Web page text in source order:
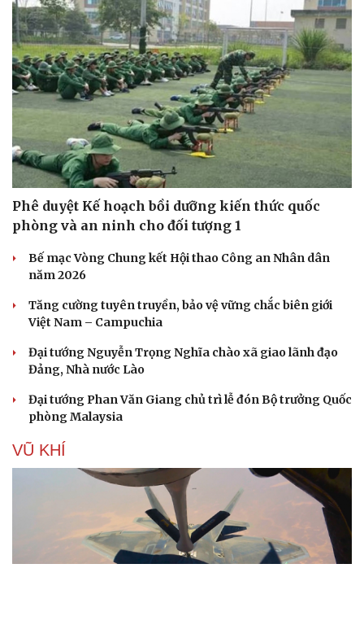
Phê duyệt Kế hoạch bồi dưỡng kiến thức quốc
phòng và an ninh cho đối tượng 1
Bế mạc Vòng Chung kết Hội thao Công an Nhân dân
năm 2026
Tăng cường tuyên truyền, bảo vệ vững chắc biên giới
Việt Nam – Campuchia
Đại tướng Nguyễn Trọng Nghĩa chào xã giao lãnh đạo
Đảng, Nhà nước Lào
Đại tướng Phan Văn Giang chủ trì lễ đón Bộ trưởng Quốc
phòng Malaysia
VŨ KHÍ